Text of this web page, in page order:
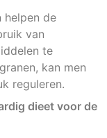
helpen de
van
te
kan men
reguleren.
dieet voor de